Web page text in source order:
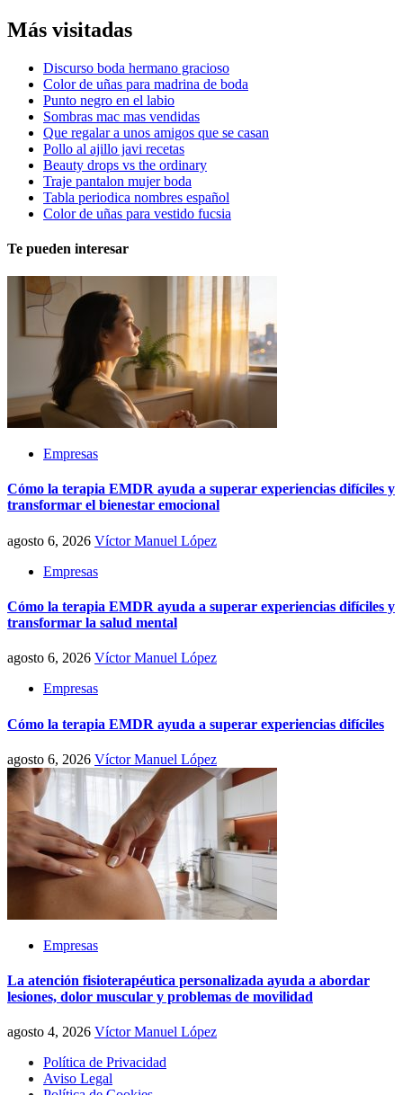
Más visitadas
Discurso boda hermano gracioso
Color de uñas para madrina de boda
Punto negro en el labio
Sombras mac mas vendidas
Que regalar a unos amigos que se casan
Pollo al ajillo javi recetas
Beauty drops vs the ordinary
Traje pantalon mujer boda
Tabla periodica nombres español
Color de uñas para vestido fucsia
Te pueden interesar
Empresas
Cómo la terapia EMDR ayuda a superar experiencias difíciles y
transformar el bienestar emocional
agosto 6, 2026 Víctor Manuel López
Empresas
Cómo la terapia EMDR ayuda a superar experiencias difíciles y
transformar la salud mental
agosto 6, 2026 Víctor Manuel López
Empresas
Cómo la terapia EMDR ayuda a superar experiencias difíciles
agosto 6, 2026 Víctor Manuel López
Empresas
La atención fisioterapéutica personalizada ayuda a abordar
lesiones, dolor muscular y problemas de movilidad
agosto 4, 2026 Víctor Manuel López
Política de Privacidad
Aviso Legal